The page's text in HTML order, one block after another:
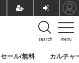
menu
search
セール/無料 カルチャ